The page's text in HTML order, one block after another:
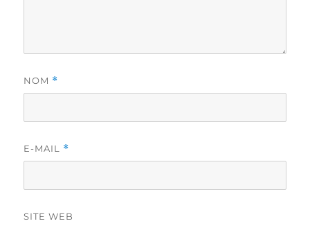
NOM *
E-MAIL *
SITE WEB